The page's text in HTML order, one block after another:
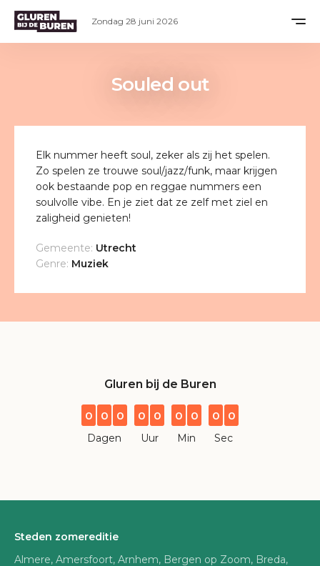
Souled out
Elk nummer heeft soul, zeker als zij het spelen.
Zo spelen ze trouwe soul/jazz/funk, maar krijgen
ook bestaande pop en reggae nummers een
soulvolle vibe. En je ziet dat ze zelf met ziel en
zaligheid genieten!
Gemeente: Utrecht
Genre: Muziek
Gluren bij de Buren
0 0 0
Dagen
0 0
Uur
0 0
Min
0 0
Sec
Steden zomereditie
Almere, Amersfoort, Arnhem, Bergen op Zoom, Breda,
Zondag 28 juni 2026